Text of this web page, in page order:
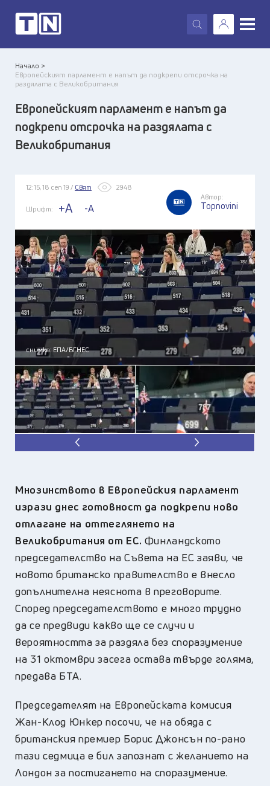
X
Начало >
Европейският парламент е напът да подкрепи отсрочка на
раздялата с Великобритания
Европейският парламент е напът да
подкрепи отсрочка на раздялата с
Великобритания
12:15, 18 сеп 19 / Свят 2948
Шрифт: +A -A
Автор:
Topnovini
снимка: ЕПА/БГНЕС
Мнозинството в Европейския парламент
изрази днес готовност да подкрепи ново
отлагане на оттеглянето на
Великобритания от ЕС. Финландското
председателство на Съвета на ЕС заяви, че
новото британско правителство е внесло
допълнителна неяснота в преговорите.
Според председателството е много трудно
да се предвиди какво ще се случи и
вероятността за раздяла без споразумение
на 31 октомври засега остава твърде голяма,
предава БТА.
Председателят на Европейската комисия
Жан-Клод Юнкер посочи, че на обяда с
британския премиер Борис Джонсън по-рано
тази седмица е бил запознат с желанието на
Лондон за постигането на споразумение.